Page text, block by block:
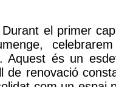
el primer
Aquest és un
de renovació